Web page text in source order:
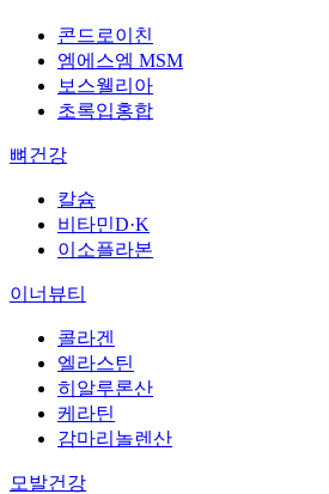
콘드로이친
엠에스엠 MSM
보스웰리아
초록입홍합
뼈건강
칼슘
비타민D·K
이소플라본
이너뷰티
콜라겐
엘라스틴
히알루론산
케라틴
감마리놀렌산
모발건강